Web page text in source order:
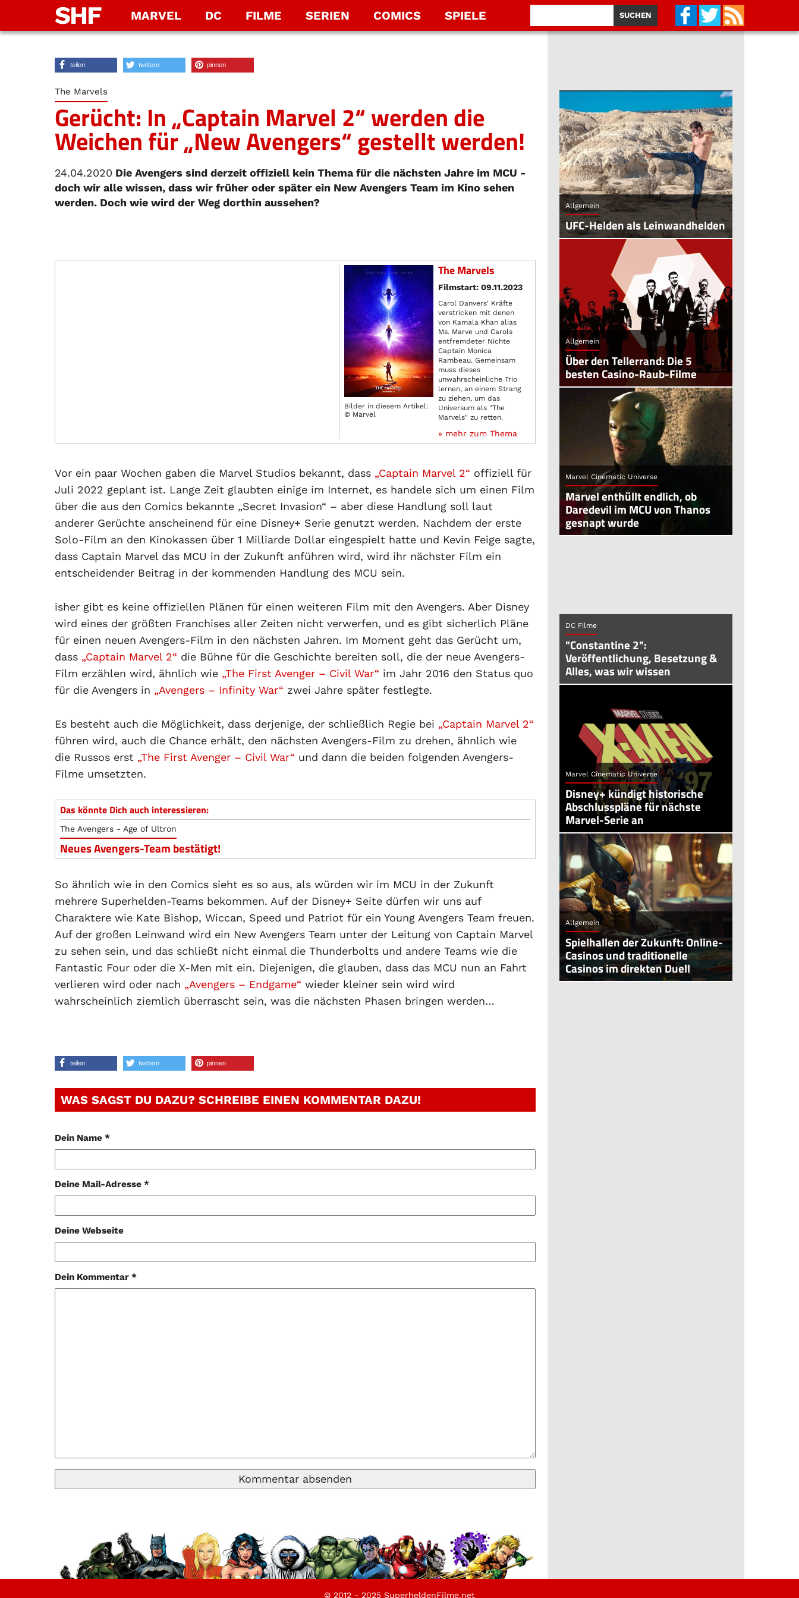
SHF MARVEL DC FILME SERIEN COMICS SPIELE
teilen twittern pinnen
The Marvels
Gerücht: In „Captain Marvel 2“ werden die
Weichen für „New Avengers“ gestellt werden!
24.04.2020 Die Avengers sind derzeit offiziell kein Thema für die nächsten Jahre im MCU -
doch wir alle wissen, dass wir früher oder später ein New Avengers Team im Kino sehen
werden. Doch wie wird der Weg dorthin aussehen?
Bilder in diesem Artikel:
© Marvel
The Marvels
Filmstart: 09.11.2023
Carol Danvers' Kräfte
verstricken mit denen
von Kamala Khan alias
Ms. Marve und Carols
entfremdeter Nichte
Captain Monica
Rambeau. Gemeinsam
muss dieses
unwahrscheinliche Trio
lernen, an einem Strang
zu ziehen, um das
Universum als "The
Marvels" zu retten.
» mehr zum Thema
Vor ein paar Wochen gaben die Marvel Studios bekannt, dass „Captain Marvel 2“ offiziell für
Juli 2022 geplant ist. Lange Zeit glaubten einige im Internet, es handele sich um einen Film
über die aus den Comics bekannte „Secret Invasion“ – aber diese Handlung soll laut
anderer Gerüchte anscheinend für eine Disney+ Serie genutzt werden. Nachdem der erste
Solo-Film an den Kinokassen über 1 Milliarde Dollar eingespielt hatte und Kevin Feige sagte,
dass Captain Marvel das MCU in der Zukunft anführen wird, wird ihr nächster Film ein
entscheidender Beitrag in der kommenden Handlung des MCU sein.
isher gibt es keine offiziellen Plänen für einen weiteren Film mit den Avengers. Aber Disney
wird eines der größten Franchises aller Zeiten nicht verwerfen, und es gibt sicherlich Pläne
für einen neuen Avengers-Film in den nächsten Jahren. Im Moment geht das Gerücht um,
dass „Captain Marvel 2“ die Bühne für die Geschichte bereiten soll, die der neue Avengers-
Film erzählen wird, ähnlich wie „The First Avenger – Civil War“ im Jahr 2016 den Status quo
für die Avengers in „Avengers – Infinity War“ zwei Jahre später festlegte.
Es besteht auch die Möglichkeit, dass derjenige, der schließlich Regie bei „Captain Marvel 2“
führen wird, auch die Chance erhält, den nächsten Avengers-Film zu drehen, ähnlich wie
die Russos erst „The First Avenger – Civil War“ und dann die beiden folgenden Avengers-
Filme umsetzten.
Das könnte Dich auch interessieren:
The Avengers - Age of Ultron
Neues Avengers-Team bestätigt!
So ähnlich wie in den Comics sieht es so aus, als würden wir im MCU in der Zukunft
mehrere Superhelden-Teams bekommen. Auf der Disney+ Seite dürfen wir uns auf
Charaktere wie Kate Bishop, Wiccan, Speed und Patriot für ein Young Avengers Team freuen.
Auf der großen Leinwand wird ein New Avengers Team unter der Leitung von Captain Marvel
zu sehen sein, und das schließt nicht einmal die Thunderbolts und andere Teams wie die
Fantastic Four oder die X-Men mit ein. Diejenigen, die glauben, dass das MCU nun an Fahrt
verlieren wird oder nach „Avengers – Endgame“ wieder kleiner sein wird wird
wahrscheinlich ziemlich überrascht sein, was die nächsten Phasen bringen werden…
teilen twittern pinnen
WAS SAGST DU DAZU? SCHREIBE EINEN KOMMENTAR DAZU!
Dein Name *
Deine Mail-Adresse *
Deine Webseite
Dein Kommentar *
Allgemein
UFC-Helden als Leinwandhelden
Allgemein
Über den Tellerrand: Die 5
besten Casino-Raub-Filme
Marvel Cinematic Universe
Marvel enthüllt endlich, ob
Daredevil im MCU von Thanos
gesnapt wurde
DC Filme
"Constantine 2":
Veröffentlichung, Besetzung &
Alles, was wir wissen
Marvel Cinematic Universe
Disney+ kündigt historische
Abschlusspläne für nächste
Marvel-Serie an
Allgemein
Spielhallen der Zukunft: Online-
Casinos und traditionelle
Casinos im direkten Duell
© 2012 - 2025 SuperheldenFilme.net